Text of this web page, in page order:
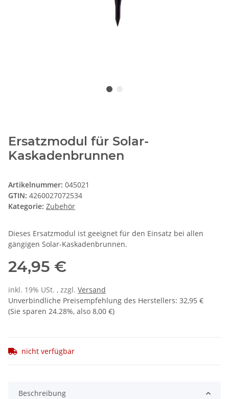
Ersatzmodul für Solar-
Kaskadenbrunnen
Artikelnummer: 045021
GTIN: 4260027072534
Kategorie: Zubehör
Dieses Ersatzmodul ist geeignet für den Einsatz bei allen
gängigen Solar-Kaskadenbrunnen.
24,95 €
inkl. 19% USt. , zzgl. Versand
Unverbindliche Preisempfehlung des Herstellers: 32,95 €
(Sie sparen 24.28%, also 8,00 €)
nicht verfügbar
Beschreibung